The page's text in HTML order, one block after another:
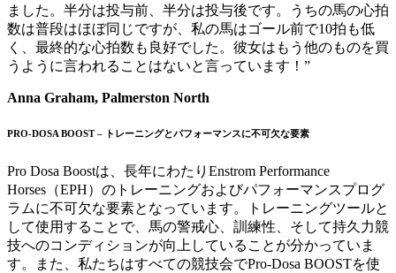
ました。半分は投与前、半分は投与後です。うちの馬の心拍
数は普段はほぼ同じですが、私の馬はゴール前で10拍も低
く、最終的な心拍数も良好でした。彼女はもう他のものを買
うように言われることはないと言っています！”
Anna Graham, Palmerston North
PRO-DOSA BOOST – トレーニングとパフォーマンスに不可欠な要素
Pro Dosa Boostは、長年にわたりEnstrom Performance
Horses（EPH）のトレーニングおよびパフォーマンスプログ
ラムに不可欠な要素となっています。トレーニングツールと
して使用することで、馬の警戒心、訓練性、そして持久力競
技へのコンディションが向上していることが分かっていま
す。また、私たちはすべての競技会でPro-Dosa BOOSTを使